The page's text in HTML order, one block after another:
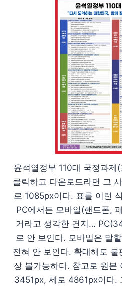
윤석열정부 110대 국정과제
클릭하고 다운로드라면 그
로 1085px이다. 표를 이런
PC에서든 모바일(핸드폰,
거라고 생각한 건지…
로 안 보인다. 모바일은 말
전혀 안 보인다. 확대해도 불
상 불가능하다. 참고로 원본
3451px, 세로 4861px이다.